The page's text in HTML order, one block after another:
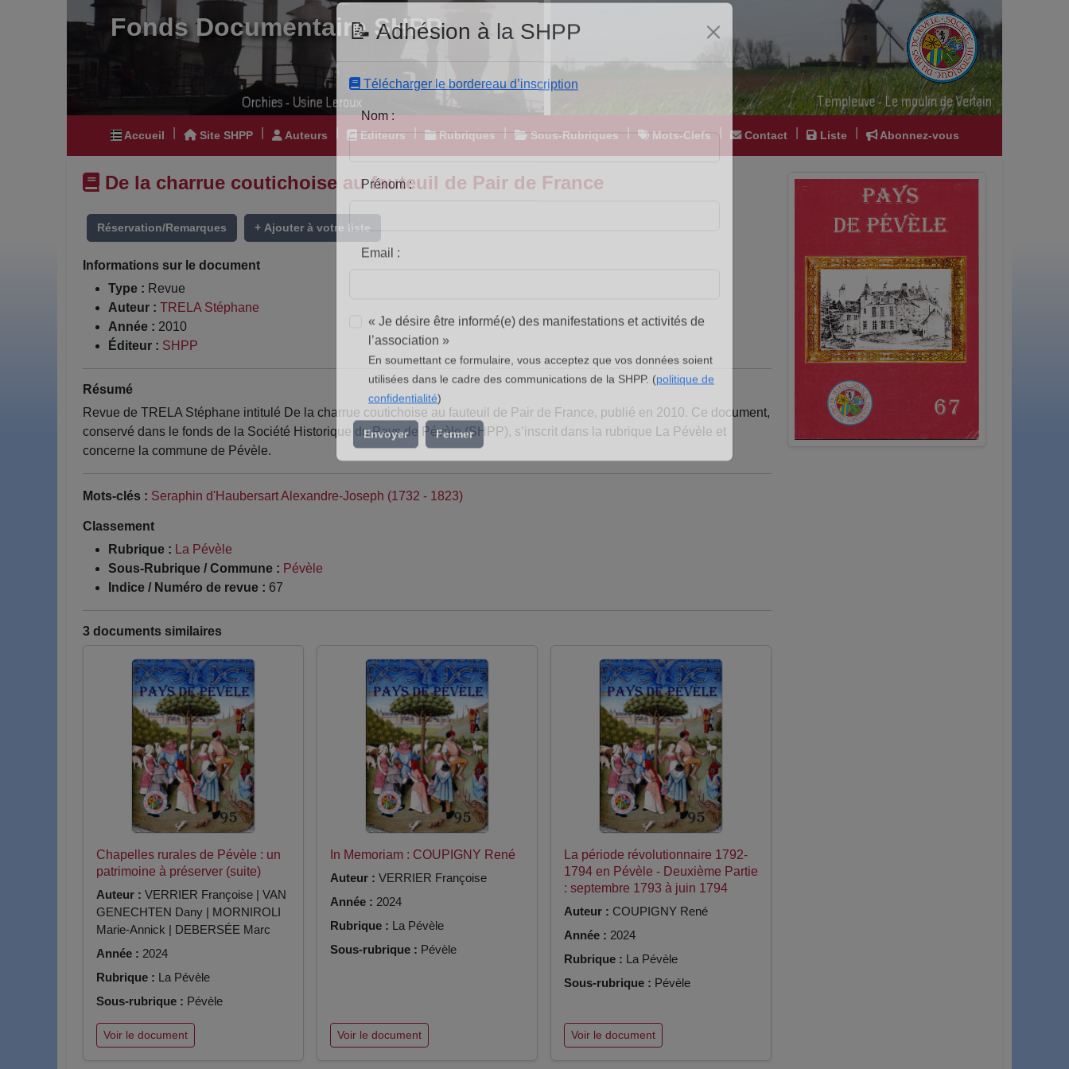
Fonds Documentaire SHPP
Accueil Site SHPP Auteurs Editeurs Rubriques Sous-Rubriques Mots-Clefs Contact Liste Abonnez-vous
De la charrue coutichoise au fauteuil de Pair de France
Réservation/Remarques + Ajouter à votre liste
Informations sur le document
Type : Revue
Auteur : TRELA Stéphane
Année : 2010
Éditeur : SHPP
Résumé
Revue de TRELA Stéphane intitulé De la charrue coutichoise au fauteuil de Pair de France, publié en 2010. Ce document,
conservé dans le fonds de la Société Historique du Pays de Pévèle (SHPP), s’inscrit dans la rubrique La Pévèle et
concerne la commune de Pévèle.
Mots-clés : Seraphin d'Haubersart Alexandre-Joseph (1732 - 1823)
Classement
Rubrique : La Pévèle
Sous-Rubrique / Commune : Pévèle
Indice / Numéro de revue : 67
3 documents similaires
Chapelles rurales de Pévèle : un
patrimoine à préserver (suite)
Auteur : VERRIER Françoise | VAN
GENECHTEN Dany | MORNIROLI
Marie-Annick | DEBERSÉE Marc
Année : 2024
Rubrique : La Pévèle
Sous-rubrique : Pévèle
Voir le document
In Memoriam : COUPIGNY René
Auteur : VERRIER Françoise
Année : 2024
Rubrique : La Pévèle
Sous-rubrique : Pévèle
Voir le document
La période révolutionnaire 1792-
1794 en Pévèle - Deuxième Partie
: septembre 1793 à juin 1794
Auteur : COUPIGNY René
Année : 2024
Rubrique : La Pévèle
Sous-rubrique : Pévèle
Voir le document
Télécharger le bordereau d’inscription
Nom :
« Je désire être informé(e) des manifestations et activités de
l’association »
En soumettant ce formulaire, vous acceptez que vos données soient
utilisées dans le cadre des communications de la SHPP. (
confidentialité)